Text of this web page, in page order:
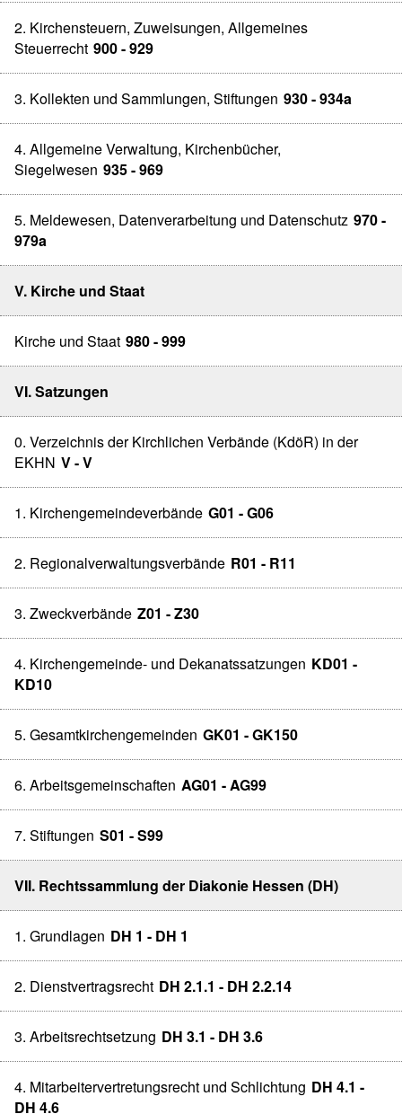
2. Kirchensteuern, Zuweisungen, Allgemeines
Steuerrecht 900 - 929
3. Kollekten und Sammlungen, Stiftungen 930 - 934a
4. Allgemeine Verwaltung, Kirchenbücher,
Siegelwesen 935 - 969
5. Meldewesen, Datenverarbeitung und Datenschutz 970 -
979a
V. Kirche und Staat
Kirche und Staat 980 - 999
VI. Satzungen
0. Verzeichnis der Kirchlichen Verbände (KdöR) in der
EKHN V - V
1. Kirchengemeindeverbände G01 - G06
2. Regionalverwaltungsverbände R01 - R11
3. Zweckverbände Z01 - Z30
4. Kirchengemeinde- und Dekanatssatzungen KD01 -
KD10
5. Gesamtkirchengemeinden GK01 - GK150
6. Arbeitsgemeinschaften AG01 - AG99
7. Stiftungen S01 - S99
VII. Rechtssammlung der Diakonie Hessen (DH)
1. Grundlagen DH 1 - DH 1
2. Dienstvertragsrecht DH 2.1.1 - DH 2.2.14
3. Arbeitsrechtsetzung DH 3.1 - DH 3.6
4. Mitarbeitervertretungsrecht und Schlichtung DH 4.1 -
DH 4.6